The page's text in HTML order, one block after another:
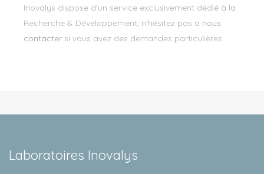
Inovalys dispose d’un service exclusivement dédié à la
Recherche & Développement, n’hésitez pas à nous
contacter si vous avez des demandes particulières.
Laboratoires Inovalys